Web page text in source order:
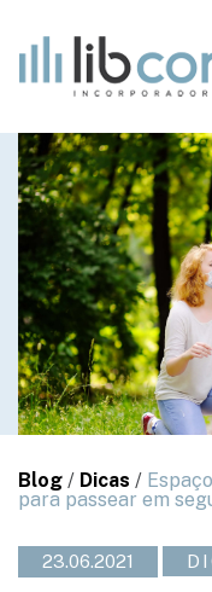
Blog / Dicas /
para passear em
23.06.2021